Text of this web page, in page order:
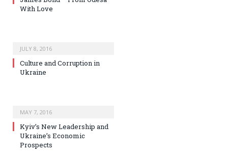
With Love
JULY 8, 2016
Culture and Corruption in
Ukraine
MAY 7, 2016
Kyiv’s New Leadership and
Ukraine’s Economic
Prospects